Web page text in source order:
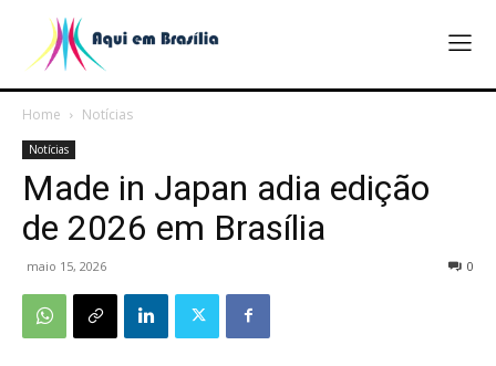
Home Notícias
Notícias
Made in Japan adia edição
de 2026 em Brasília
maio 15, 2026 0